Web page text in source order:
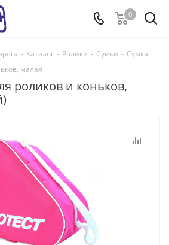
0
- Каталог - Ролики - Сумки - Сумка
малая
роликов и коньков,